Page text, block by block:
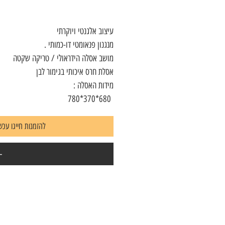
עיצוב אלגנטי ויוקרתי
מנגנון פנאומטי דו-כמותי .
מושב אסלה הידראולי / טריקה שקטה
אסלת חרס איכותי בגימור לבן
מידות האסלה :
להזמנות חייגו עכשיו 073-